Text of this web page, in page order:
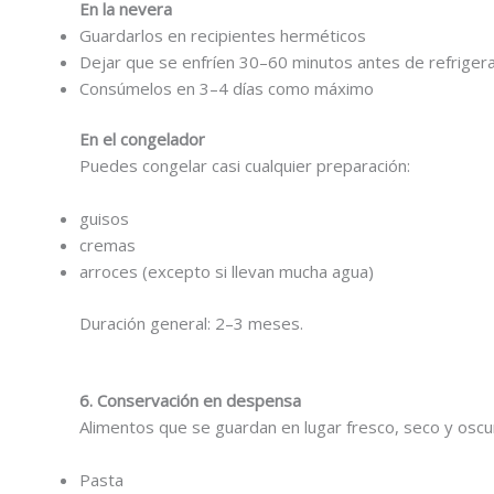
En la nevera
Guardarlos en recipientes herméticos
Dejar que se enfríen 30–60 minutos antes de
Consúmelos en 3–4 días como máximo
En el congelador
Puedes congelar casi cualquier preparación:
guisos
cremas
arroces (excepto si llevan mucha agua)
Duración general: 2–3 meses.
6. Conservación en despensa
Alimentos que se guardan en lugar fresco, seco y
Pasta